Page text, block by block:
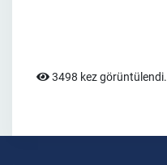
3498 kez görüntülendi.